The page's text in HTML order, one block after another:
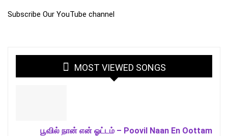
Subscribe Our YouTube channel
MOST VIEWED SONGS
பூவில் நான் என் ஓட்டம் – Poovil Naan En Oottam